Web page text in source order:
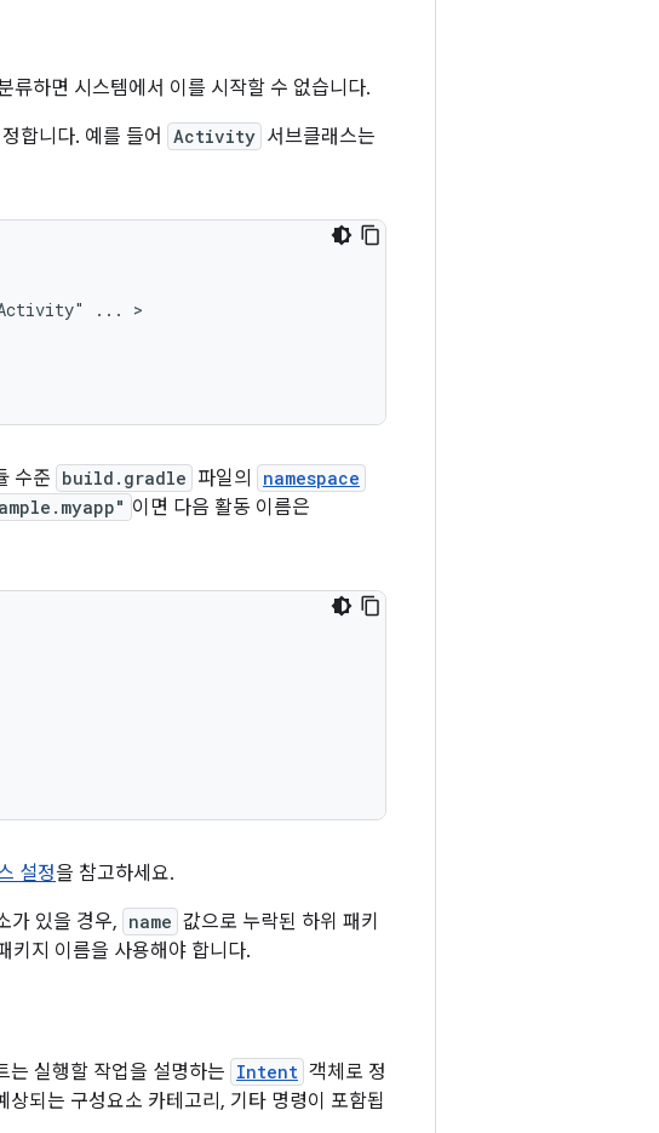
류하면 시스템에서 이를 시작할 수 없습니다.
합니다. 예를 들어 Activity 서브클래스는
...
수준 build.gradle 파일의 namespace
이면 다음 활동 이름은
설정을 참고하세요.
가 있을 경우, name 값으로 누락된 하위 패키
키지 이름을 사용해야 합니다.
는 실행할 작업을 설명하는 Intent 객체로 정
되는 구성요소 카테고리, 기타 명령이 포함됩